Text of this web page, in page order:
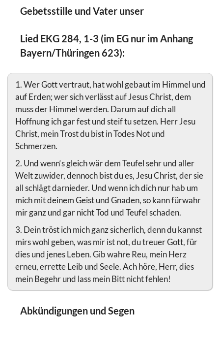
Gebetsstille und Vater unser
Lied EKG 284, 1-3 (im EG nur im Anhang
Bayern/Thüringen 623):
1. Wer Gott vertraut, hat wohl gebaut im Himmel und
auf Erden; wer sich verlässt auf Jesus Christ, dem
muss der Himmel werden. Darum auf dich all
Hoffnung ich gar fest und steif tu setzen. Herr Jesu
Christ, mein Trost du bist in Todes Not und
Schmerzen.
2. Und wenn‘s gleich wär dem Teufel sehr und aller
Welt zuwider, dennoch bist du es, Jesu Christ, der sie
all schlägt darnieder. Und wenn ich dich nur hab um
mich mit deinem Geist und Gnaden, so kann fürwahr
mir ganz und gar nicht Tod und Teufel schaden.
3. Dein tröst ich mich ganz sicherlich, denn du kannst
mirs wohl geben, was mir ist not, du treuer Gott, für
dies und jenes Leben. Gib wahre Reu, mein Herz
erneu, errette Leib und Seele. Ach höre, Herr, dies
mein Begehr und lass mein Bitt nicht fehlen!
Abkündigungen und Segen